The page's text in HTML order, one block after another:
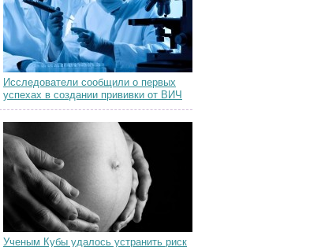
Исследователи сообщили о первых
успехах в создании прививки от ВИЧ
Ученым Кубы удалось устранить риск